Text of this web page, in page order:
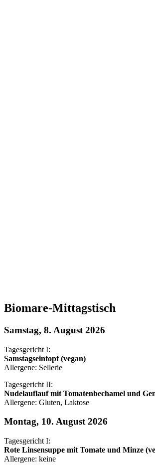
Biomare-Mittagstisch
Samstag, 8. August 2026
Tagesgericht I:
Samstagseintopf (vegan)
Allergene: Sellerie
Tagesgericht II:
Nudelauflauf mit Tomatenbechamel und
Allergene: Gluten, Laktose
Montag, 10. August 2026
Tagesgericht I:
Rote Linsensuppe mit Tomate und Minze
Allergene: keine